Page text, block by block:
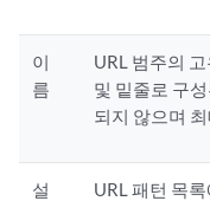
이
름
URL 범주의
및 밑줄로 구
되지 않으며
설
URL 패턴 목